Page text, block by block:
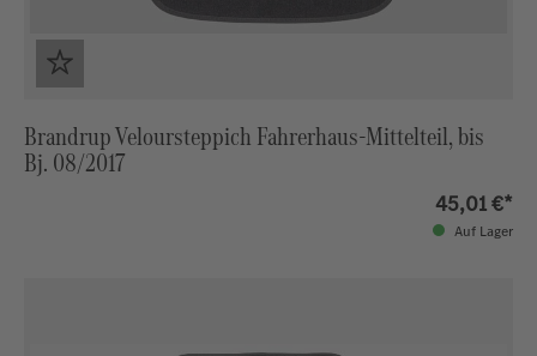
Brandrup Veloursteppich Fahrerhaus-Mittelteil, bis
Bj. 08/2017
45,01 €*
Auf Lager